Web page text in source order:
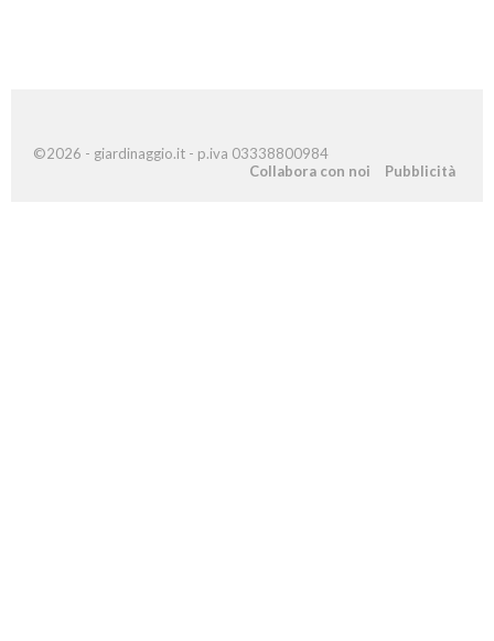
©2026 - giardinaggio.it - p.iva 03338800984
Collabora con noi
Pubblicità